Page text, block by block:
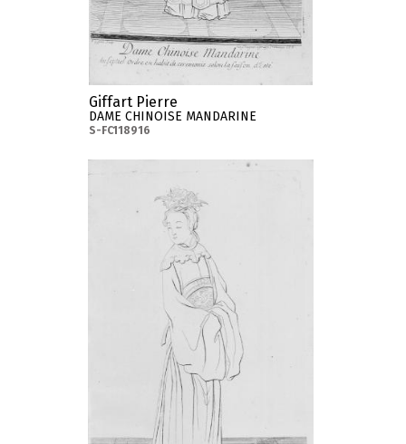
Giffart Pierre
DAME CHINOISE MANDARINE
S-FC118916